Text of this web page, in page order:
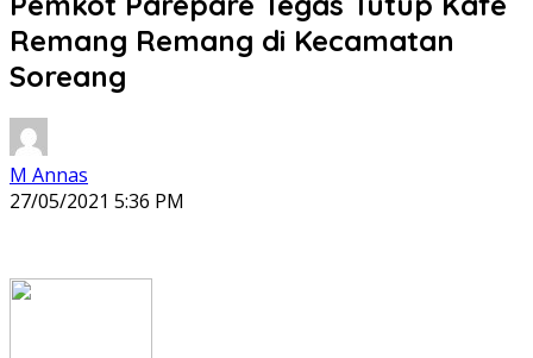
Remang Remang di Kecamatan
Soreang
M Annas
27/05/2021 5:36 PM